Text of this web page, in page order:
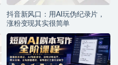
抖音新风口：用AI玩伪纪录片，
涨粉变现其实很简单